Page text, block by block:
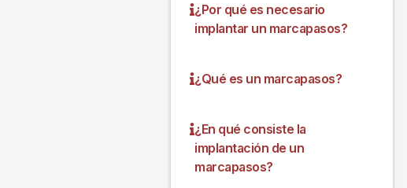
¿Por qué es necesario
implantar un marcapasos?
¿Qué es un marcapasos?
¿En qué consiste la
implantación de un
marcapasos?